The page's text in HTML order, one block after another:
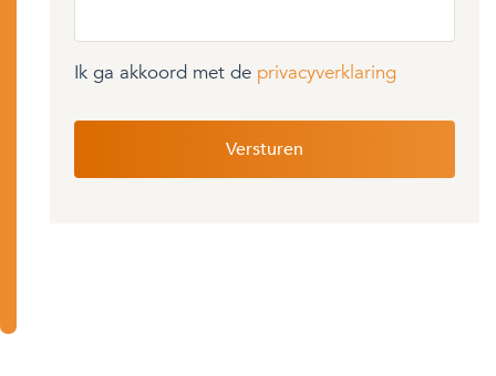
Ik ga akkoord met de privacyverklaring